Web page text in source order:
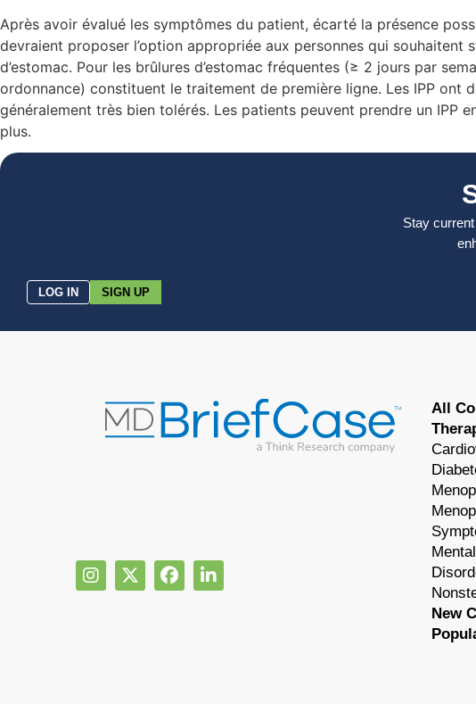
Après avoir évalué les symptômes du patient, écarté la présence
devraient proposer l’option appropriée aux personnes qui
d’estomac. Pour les brûlures d’estomac fréquentes (≥ 2 jours par
ordonnance) constituent le traitement de première ligne. Les IPP ont
généralement très bien tolérés. Les patients peuvent prendre un IPP
plus.
Stay
LOG IN SIGN UP
All
New